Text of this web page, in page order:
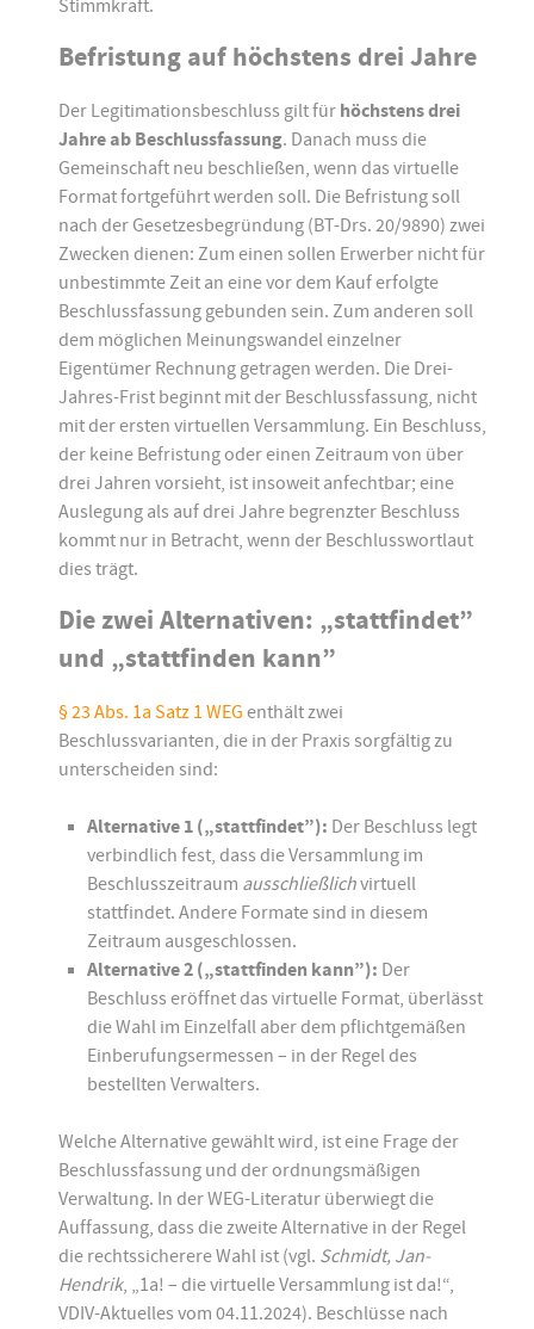
Stimmkraft.
Befristung auf höchstens drei Jahre
Der Legitimationsbeschluss gilt für höchstens drei
Jahre ab Beschlussfassung. Danach muss die
Gemeinschaft neu beschließen, wenn das virtuelle
Format fortgeführt werden soll. Die Befristung soll
nach der Gesetzesbegründung (BT-Drs. 20/9890) zwei
Zwecken dienen: Zum einen sollen Erwerber nicht für
unbestimmte Zeit an eine vor dem Kauf erfolgte
Beschlussfassung gebunden sein. Zum anderen soll
dem möglichen Meinungswandel einzelner
Eigentümer Rechnung getragen werden. Die Drei-
Jahres-Frist beginnt mit der Beschlussfassung, nicht
mit der ersten virtuellen Versammlung. Ein Beschluss,
der keine Befristung oder einen Zeitraum von über
drei Jahren vorsieht, ist insoweit anfechtbar; eine
Auslegung als auf drei Jahre begrenzter Beschluss
kommt nur in Betracht, wenn der Beschlusswortlaut
dies trägt.
Die zwei Alternativen: „stattfindet”
und „stattfinden kann”
§ 23 Abs. 1a Satz 1 WEG enthält zwei
Beschlussvarianten, die in der Praxis sorgfältig zu
unterscheiden sind:
Alternative 1 („stattfindet”): Der Beschluss legt
verbindlich fest, dass die Versammlung im
Beschlusszeitraum ausschließlichvirtuell
stattfindet. Andere Formate sind in diesem
Zeitraum ausgeschlossen.
Alternative 2 („stattfinden kann”): Der
Beschluss eröffnet das virtuelle Format, überlässt
die Wahl im Einzelfall aber dem pflichtgemäßen
Einberufungsermessen – in der Regel des
bestellten Verwalters.
Welche Alternative gewählt wird, ist eine Frage der
Beschlussfassung und der ordnungsmäßigen
Verwaltung. In der WEG-Literatur überwiegt die
Auffassung, dass die zweite Alternative in der Regel
die rechtssicherere Wahl ist (vgl. Schmidt, Jan-
Hendrik, „1a! – die virtuelle Versammlung ist da!“,
VDIV-Aktuelles vom 04.11.2024). Beschlüsse nach